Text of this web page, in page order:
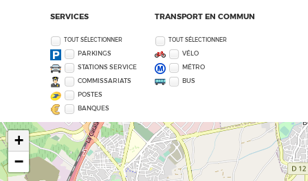
SERVICES
TOUT SÉLECTIONNER
PARKINGS
STATIONS SERVICE
COMMISSARIATS
POSTES
BANQUES
TRANSPORT EN COMMUN
TOUT SÉLECTIONNER
VÉLO
MÉTRO
BUS
+
−